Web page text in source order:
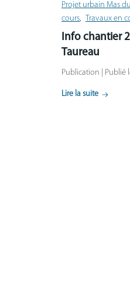
Projet urbain Mas
cours
Travaux en
Info chantier
Taureau
Publication | Publié
Lire la suite